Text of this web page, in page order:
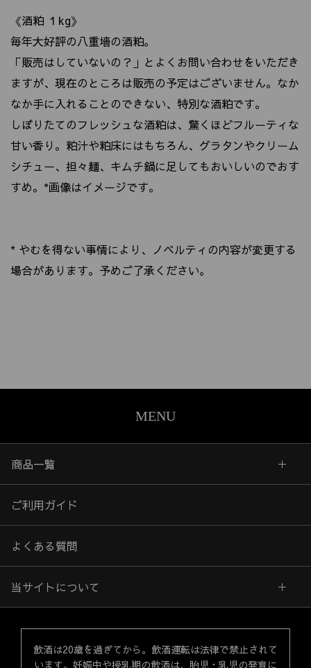
《酒粕 １kg》
毎年大好評の八重墻の酒粕。
「販売はしていないの？」とよくお問い合わせをいただき
ますが、現在のところは販売の予定はございません。なか
なか手に入れることのできない、特別な酒粕です。
しぼりたてのフレッシュな酒粕は、驚くほどフルーティな
甘い香り。粕汁や粕床にはもちろん、グラタンやクリーム
シチュー、担々麺、キムチ鍋に足してもおいしいのでおす
すめ。*画像はイメージです。
* やむを得ない事情により、ノベルティの内容が変更する
場合があります。予めご了承ください。
MENU
商品一覧
ご利用ガイド
よくある質問
当サイトについて
飲酒は20歳を過ぎてから。飲酒運転は法律で禁止されて
います。妊娠中や授乳期の飲酒は、胎児・乳児の発育に